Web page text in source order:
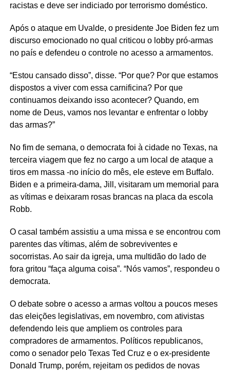
racistas e deve ser indiciado por terrorismo doméstico.
Após o ataque em Uvalde, o presidente Joe Biden fez um
discurso emocionado no qual criticou o lobby pró-armas
no país e defendeu o controle no acesso a armamentos.
“Estou cansado disso”, disse. “Por que? Por que estamos
dispostos a viver com essa carnificina? Por que
continuamos deixando isso acontecer? Quando, em
nome de Deus, vamos nos levantar e enfrentar o lobby
das armas?”
No fim de semana, o democrata foi à cidade no Texas, na
terceira viagem que fez no cargo a um local de ataque a
tiros em massa -no início do mês, ele esteve em Buffalo.
Biden e a primeira-dama, Jill, visitaram um memorial para
as vítimas e deixaram rosas brancas na placa da escola
Robb.
O casal também assistiu a uma missa e se encontrou com
parentes das vítimas, além de sobreviventes e
socorristas. Ao sair da igreja, uma multidão do lado de
fora gritou “faça alguma coisa”. “Nós vamos”, respondeu o
democrata.
O debate sobre o acesso a armas voltou a poucos meses
das eleições legislativas, em novembro, com ativistas
defendendo leis que ampliem os controles para
compradores de armamentos. Políticos republicanos,
como o senador pelo Texas Ted Cruz e o ex-presidente
Donald Trump, porém, rejeitam os pedidos de novas